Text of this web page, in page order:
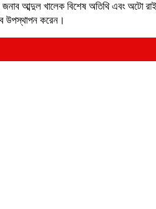
জনাব আব্দুল খালেক বিশেষ অতিথি এবং অটো
উপস্থাপন করেন।